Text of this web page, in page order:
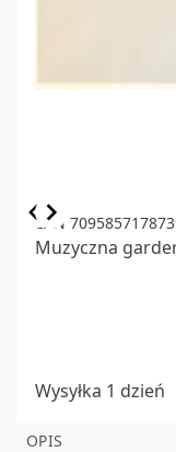
Item
1
EAN
Muzyczna
Wysyłka 1 dzień
OPIS